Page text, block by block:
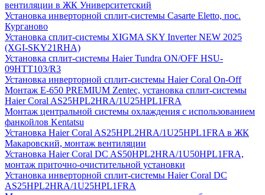
вентиляции в ЖК Университетский
Установка инверторной сплит-системы Casarte Eletto, пос.
Курганово
Установка сплит-системы XIGMA SKY Inverter NEW 2025
(XGI-SKY21RHA)
Установка сплит-системы Haier Tundra ON/OFF HSU-
09HTT103/R3
Установка инверторной сплит-системы Haier Coral On-Off
Монтаж E-650 PREMIUM Zentec, установка сплит-системы
Haier Coral AS25HPL2HRA/1U25HPL1FRA
Монтаж центральной системы охлаждения с использованием
фанкойлов Kentatsu
Установка Haier Coral AS25HPL2HRA/1U25HPL1FRA в ЖК
Макаровский, монтаж вентиляции
Установка Haier Coral DC AS50HPL2HRA/1U50HPL1FRA,
монтаж приточно-очистительной установки
Установка инверторной сплит-системы Haier Coral DC
AS25HPL2HRA/1U25HPL1FRA